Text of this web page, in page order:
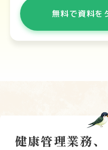
健康管理業務、